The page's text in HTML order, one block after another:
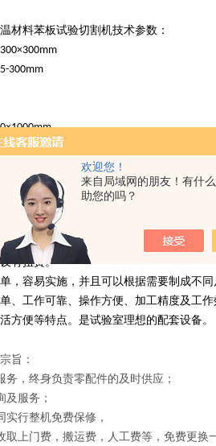
欢迎您！
来自局域网的朋友！有什
助您的吗？
材料苯板试验切割机技术参数：
300mm
与加热机构电连接的电热切割丝，其特
杆，压杆顶端与导轨框上的模板滑动接触
之间连接有电热切割丝；导块的外侧分
有扭簧。
，容易实施，并且可以根据需要制成不
、工作可靠、操作方便、加工精度及工
方便等特点。是试验室理想的配套设备。
旨：
务，终身负责零配件的及时供应；
及服务；
实行整机免费保修，
取上门费，搬运费，人工费等，免费更换